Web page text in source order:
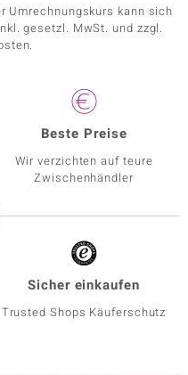
Umrechnungskurs kann sich
gesetzl. MwSt. und zzgl.
Beste Preise
Wir verzichten auf teure
Zwischenhändler
Sicher einkaufen
Trusted Shops Käuferschutz